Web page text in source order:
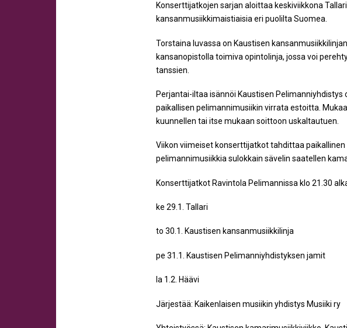
Konserttijatkojen sarjan aloittaa keskiviikkona
kansanmusiikkimaistiaisia eri puolilta Suomea.
Torstaina luvassa on Kaustisen
kansanopistolla toimiva opintolinja, jossa voi
tanssien.
Perjantai-iltaa isännöi Kaustisen
paikallisen pelimannimusiikin virrata estoitta.
kuunnellen tai itse mukaan soittoon uskaltautuen.
Viikon viimeiset konserttijatkot tahdittaa
pelimannimusiikkia sulokkain sävelin saatellen
Konserttijatkot Ravintola Pelimannissa klo 21.30
ke 29.1. Tallari
to 30.1. Kaustisen kansanmusiikkilinja
pe 31.1. Kaustisen Pelimanniyhdistyksen jamit
la 1.2. Häävi
Järjestää: Kaikenlaisen musiikin yhdistys Musiiki ry